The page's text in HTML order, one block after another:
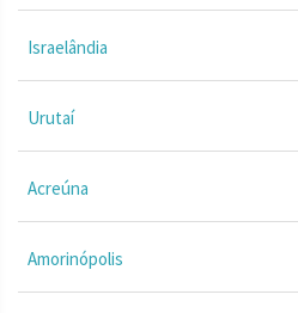
Israelândia
Urutaí
Acreúna
Amorinópolis